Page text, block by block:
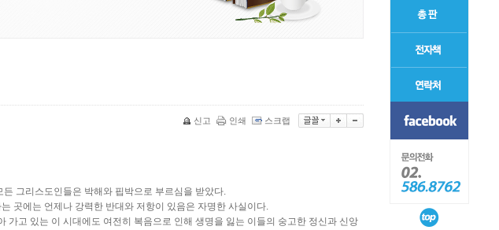
신고 인쇄 스크랩
그리스도인들은 박해와 핍박으로 부르심을 받았다.
곳에는 언제나 강력한 반대와 저항이 있음은 자명한 사실이다.
고 있는 이 시대에도 여전히 복음으로 인해 생명을 잃는 이들의 숭고한 정신과 신앙